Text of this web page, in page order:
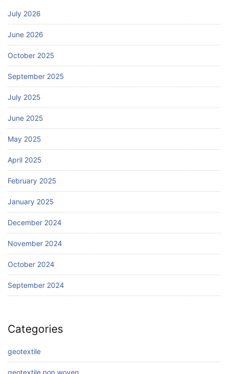
July 2026
June 2026
October 2025
September 2025
July 2025
June 2025
May 2025
April 2025
February 2025
January 2025
December 2024
November 2024
October 2024
September 2024
Categories
geotextile
geotextile non woven